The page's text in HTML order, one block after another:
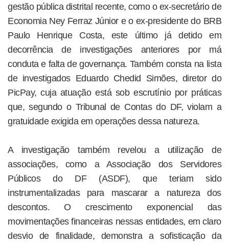
gestão pública distrital recente, como o ex-secretário de
Economia Ney Ferraz Júnior e o ex-presidente do BRB
Paulo Henrique Costa, este último já detido em
decorrência de investigações anteriores por má
conduta e falta de governança. Também consta na lista
de investigados Eduardo Chedid Simões, diretor do
PicPay, cuja atuação está sob escrutínio por práticas
que, segundo o Tribunal de Contas do DF, violam a
gratuidade exigida em operações dessa natureza.
A investigação também revelou a utilização de
associações, como a Associação dos Servidores
Públicos do DF (ASDF), que teriam sido
instrumentalizadas para mascarar a natureza dos
descontos. O crescimento exponencial das
movimentações financeiras nessas entidades, em claro
desvio de finalidade, demonstra a sofisticação da